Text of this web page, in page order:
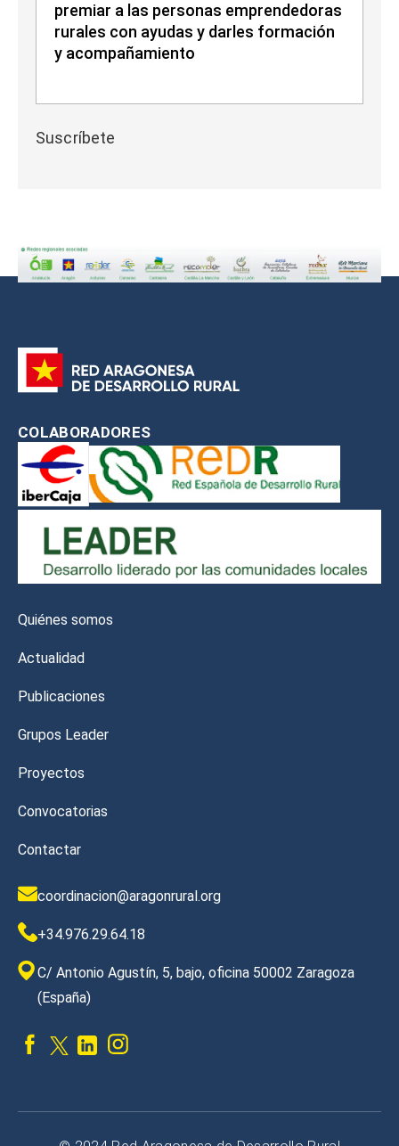
premiar a las personas emprendedoras
rurales con ayudas y darles formación
y acompañamiento
Suscríbete
COLABORADORES
Quiénes somos
Actualidad
Publicaciones
Grupos Leader
Proyectos
Convocatorias
Contactar
coordinacion@aragonrural.org
+34.976.29.64.18
C/ Antonio Agustín, 5, bajo, oficina 50002 Zaragoza
(España)